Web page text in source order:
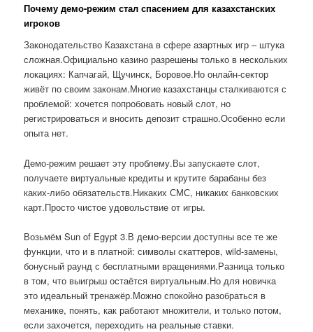
Почему демо-режим стал спасением для казахстанских
игроков
Законодательство Казахстана в сфере азартных игр – штука
сложная.Официально казино разрешены только в нескольких
локациях: Капчагай, Щучинск, Боровое.Но онлайн-сектор
живёт по своим законам.Многие казахстанцы сталкиваются с
проблемой: хочется попробовать новый слот, но
регистрироваться и вносить депозит страшно.Особенно если
опыта нет.
Демо-режим решает эту проблему.Вы запускаете слот,
получаете виртуальные кредиты и крутите барабаны без
каких-либо обязательств.Никаких СМС, никаких банковских
карт.Просто чистое удовольствие от игры.
Возьмём Sun of Egypt 3.В демо-версии доступны все те же
функции, что и в платной: символы скаттеров, wild-замены,
бонусный раунд с бесплатными вращениями.Разница только
в том, что выигрыш остаётся виртуальным.Но для новичка
это идеальный тренажёр.Можно спокойно разобраться в
механике, понять, как работают множители, и только потом,
если захочется, переходить на реальные ставки.